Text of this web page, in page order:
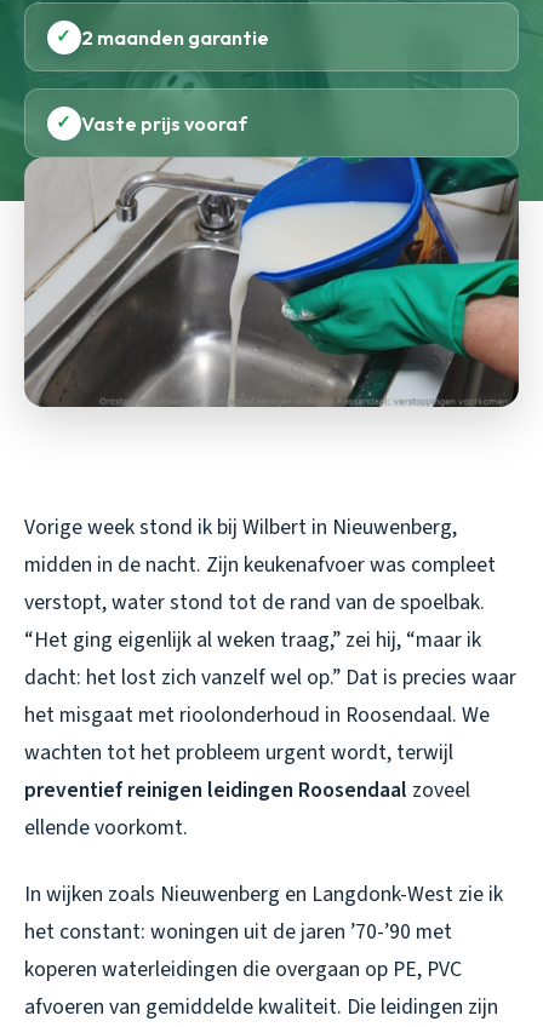
✓ 2 maanden garantie
✓ Vaste prijs vooraf
Vorige week stond ik bij Wilbert in Nieuwenberg,
midden in de nacht. Zijn keukenafvoer was compleet
verstopt, water stond tot de rand van de spoelbak.
“Het ging eigenlijk al weken traag,” zei hij, “maar ik
dacht: het lost zich vanzelf wel op.” Dat is precies waar
het misgaat met rioolonderhoud in Roosendaal. We
wachten tot het probleem urgent wordt, terwijl
preventief reinigen leidingen Roosendaal zoveel
ellende voorkomt.
In wijken zoals Nieuwenberg en Langdonk-West zie ik
het constant: woningen uit de jaren ’70-’90 met
koperen waterleidingen die overgaan op PE, PVC
afvoeren van gemiddelde kwaliteit. Die leidingen zijn